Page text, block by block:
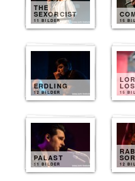
THE
SEXORCIST
11 BILDER 15
ERDLING
12 BILDER 15
PALAST
11 BILDER 12